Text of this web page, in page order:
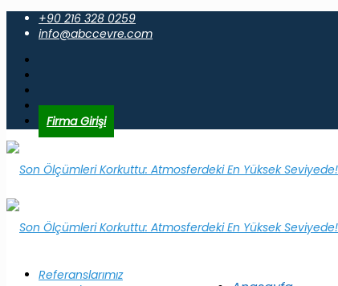
+90 216 328 0259
info@abccevre.com
Firma Girişi
Referanslarımız